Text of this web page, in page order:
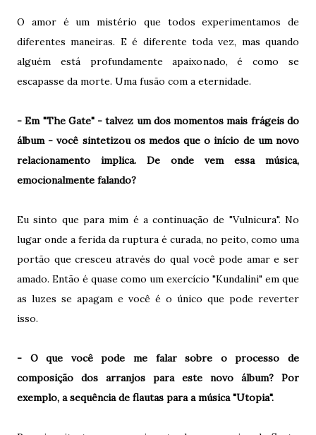
O amor é um mistério que todos experimentamos de
diferentes maneiras. E é diferente toda vez, mas quando
alguém está profundamente apaixonado, é como se
escapasse da morte. Uma fusão com a eternidade.
- Em "The Gate" - talvez um dos momentos mais frágeis do
álbum - você sintetizou os medos que o início de um novo
relacionamento implica. De onde vem essa música,
emocionalmente falando?
Eu sinto que para mim é a continuação de "Vulnicura". No
lugar onde a ferida da ruptura é curada, no peito, como uma
portão que cresceu através do qual você pode amar e ser
amado. Então é quase como um exercício "Kundalini" em que
as luzes se apagam e você é o único que pode reverter
isso.
- O que você pode me falar sobre o processo de
composição dos arranjos para este novo álbum? Por
exemplo, a sequência de flautas para a música "Utopia".